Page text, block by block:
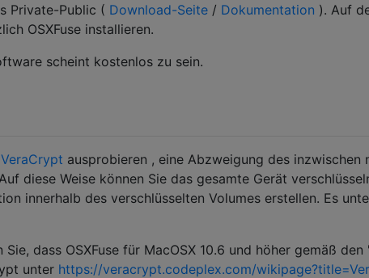
Private-Public ( Download-Seite / Dokumentation ). Auf
OSXFuse installieren.
scheint kostenlos zu sein.
VeraCrypt ausprobieren , eine Abzweigung des inzwischen
diese Weise können Sie das gesamte Gerät
innerhalb des verschlüsselten Volumes erstellen. Es
Sie, dass OSXFuse für MacOSX 10.6 und höher gemäß
unter https://veracrypt.codeplex.com/